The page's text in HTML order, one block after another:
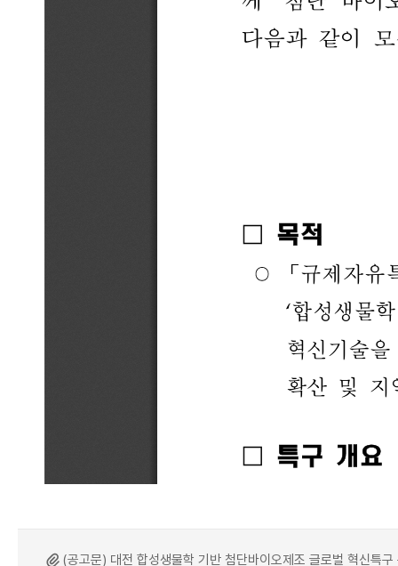
(공고문) 대전 합성생물학 기반 첨단바이오제조 글로벌 혁신